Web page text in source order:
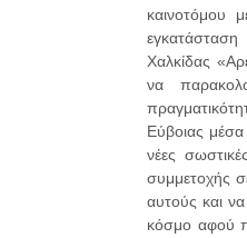
καινοτόμου
Χαλκίδας
να
Εύβοιας
νέες
συμμετοχής
αυτούς και
κόσμο αφού